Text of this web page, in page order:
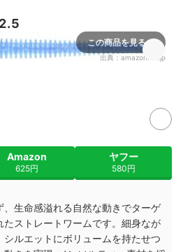
この商品を見る
出典： amazon.co.jp
Amazon
625円
ヤフー
580円
生命感溢れる自然な動きでターゲ
たストレートワームです。細身なが
シルエットにボリュームを持たせつ